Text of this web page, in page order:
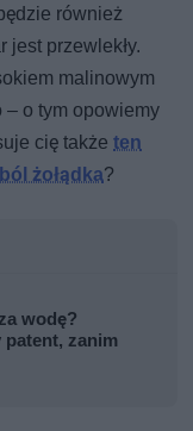
również
jest przewlekły.
malinowym
– o tym opowiemy
cię takżeten
żołądka?
wodę?
zanim